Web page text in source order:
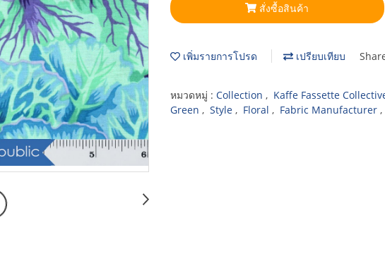
สั่งซื้อสินค้า
เพิ่มรายการโปรด เปรียบเทียบ
หมวดหมู่ : Collection , Kaffe Fassette
Green , Style , Floral , Fabric Manufacturer ,